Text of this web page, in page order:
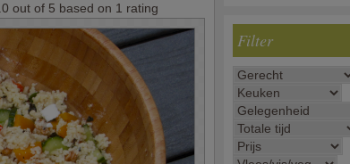
out of 5 based on 1 rating
Filter